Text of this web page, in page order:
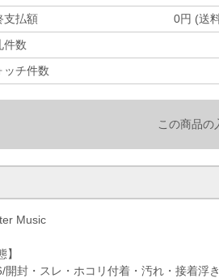
支払額
0円 (送
件数
ッチ件数
この商品の
Music
】
開封・スレ・ホコリ付着・汚れ・接着浮